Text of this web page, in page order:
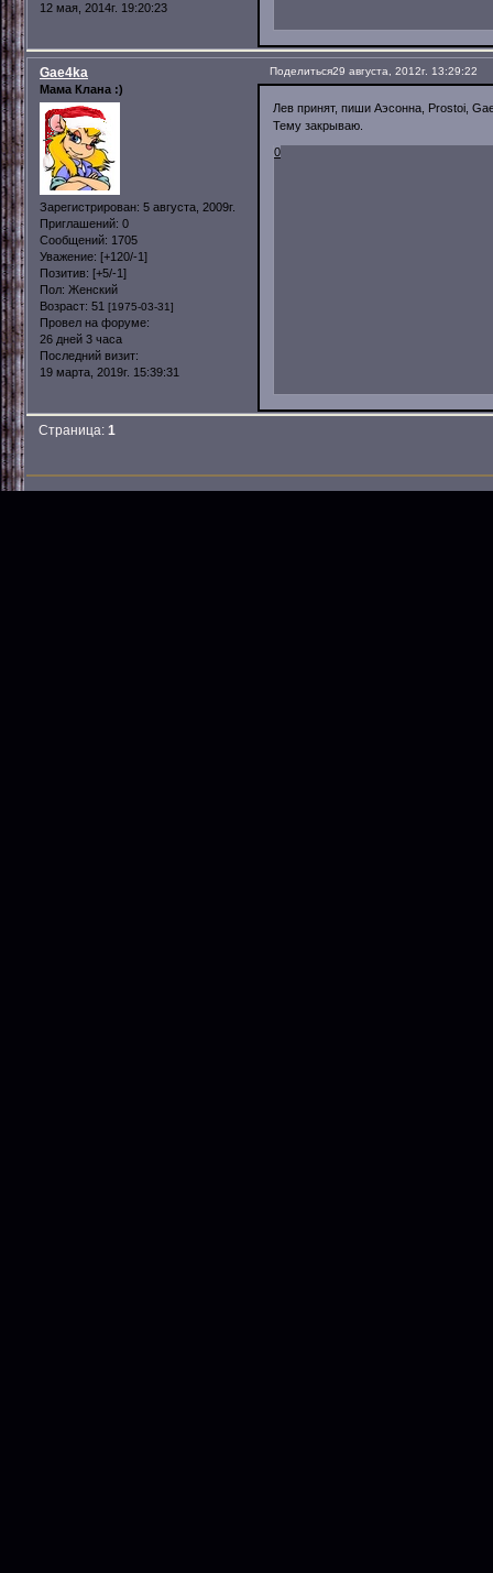
12 мая, 2014г. 19:20:23
Поделиться29 августа, 2012г. 13:29:22
Gae4ka
Мама Клана :)
Зарегистрирован: 5 августа, 2009г.
Приглашений: 0
Сообщений: 1705
Уважение: [+120/-1]
Позитив: [+5/-1]
Пол: Женский
Возраст: 51 [1975-03-31]
Провел на форуме:
26 дней 3 часа
Последний визит:
19 марта, 2019г. 15:39:31
Лев принят, пиши Аэсонна, Prostoi,
Тему закрываю.
0
Страница:1